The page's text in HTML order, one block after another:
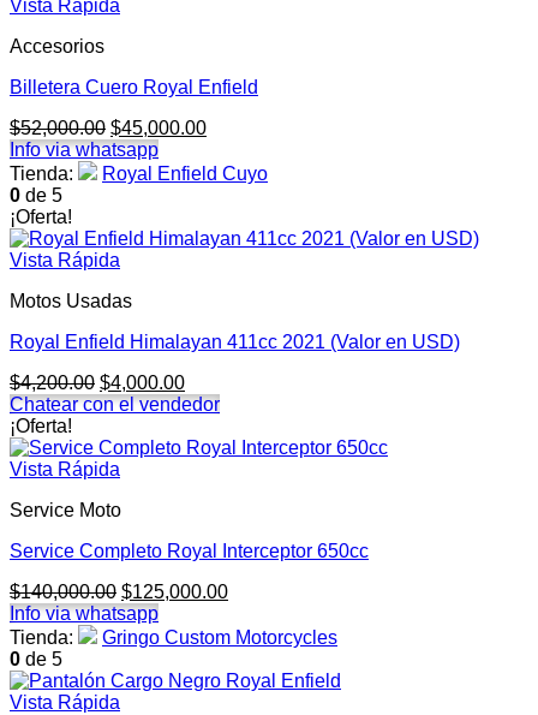
Vista Rápida
Accesorios
Billetera Cuero Royal Enfield
$52,000.00 El
precio
original
$45,000.00El
actual
Info via whatsapp
Tienda:
Royal Enfield Cuyo
0 de 5
¡Oferta!
Vista Rápida
Motos Usadas
Royal Enfield Himalayan 411cc 2021 (Valor en USD)
$4,200.00 El
precio
era:
$4,200.00.
$4,000.00El
precio
es:
Chatear con el vendedor
¡Oferta!
Vista Rápida
Service Moto
Service Completo Royal Interceptor 650cc
$140,000.00 El
precio
original
$140,000.00.
$125,000.00El
actual
$125,000.00.
Info via whatsapp
Tienda:
Gringo Custom Motorcycles
0 de 5
Vista Rápida